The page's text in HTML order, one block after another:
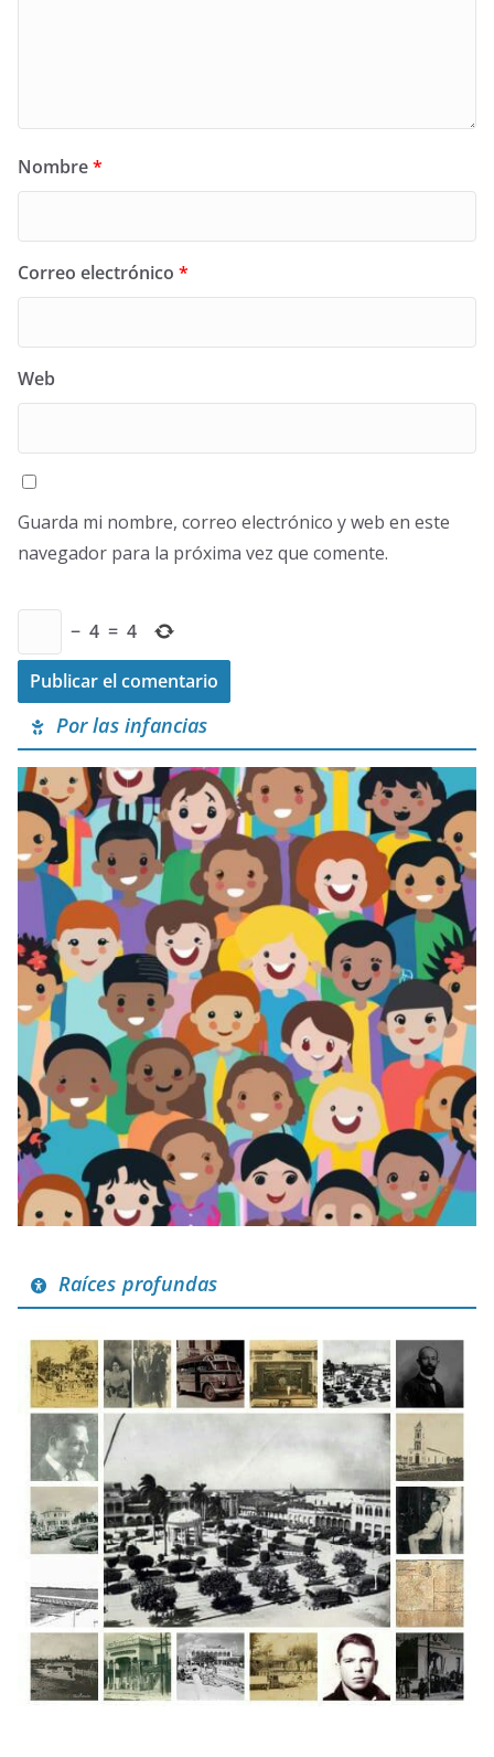
Nombre*
Correo electrónico *
Web
Guarda mi nombre, correo electrónico y web en este
navegador para la próxima vez que comente.
− 4 = 4
Por las infancias
Raíces profundas